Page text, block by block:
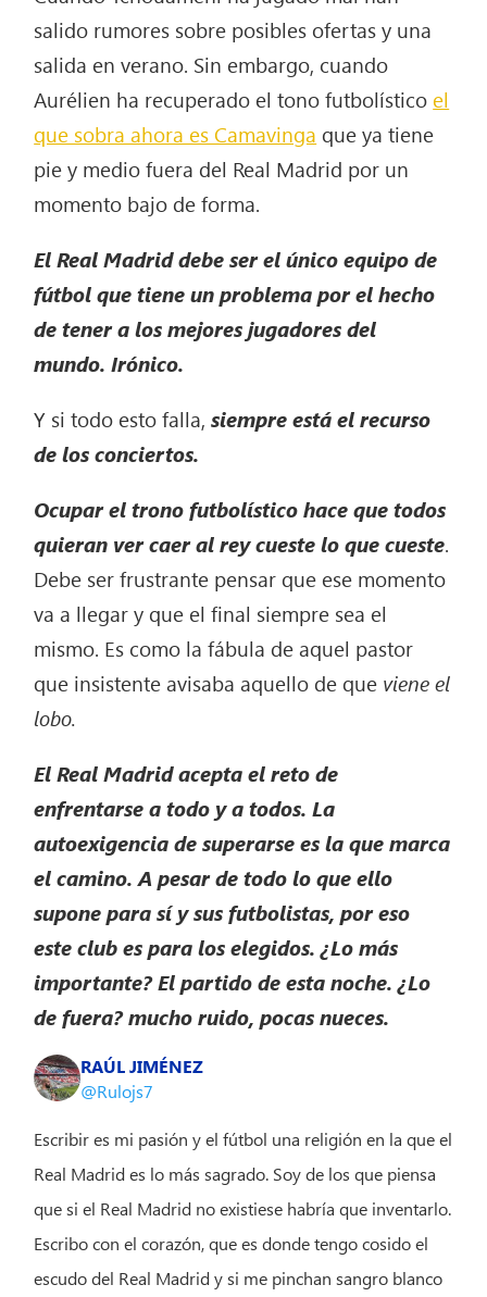
salido rumores sobre posibles ofertas y una
salida en verano. Sin embargo, cuando
Aurélien ha recuperado el tono futbolístico el
que sobra ahora es Camavinga que ya tiene
pie y medio fuera del Real Madrid por un
momento bajo de forma.
El Real Madrid debe ser el único equipo de
fútbol que tiene un problema por el hecho
de tener a los mejores jugadores del
mundo. Irónico.
Y si todo esto falla,siempre está el recurso
de los conciertos.
Ocupar el trono futbolístico hace que todos
quieran ver caer al rey cueste lo que cueste.
Debe ser frustrante pensar que ese momento
va a llegar y que el final siempre sea el
mismo. Es como la fábula de aquel pastor
que insistente avisaba aquello de que viene el
lobo.
El Real Madrid acepta el reto de
enfrentarse a todo y a todos. La
autoexigencia de superarse es la que marca
el camino. A pesar de todo lo que ello
supone para sí y sus futbolistas, por eso
este club es para los elegidos. ¿Lo más
importante? El partido de esta noche. ¿Lo
de fuera? mucho ruido, pocas nueces.
RAÚL JIMÉNEZ
@Rulojs7
Escribir es mi pasión y el fútbol una religión en la que el
Real Madrid es lo más sagrado. Soy de los que piensa
que si el Real Madrid no existiese habría que inventarlo.
Escribo con el corazón, que es donde tengo cosido el
escudo del Real Madrid y si me pinchan sangro blanco